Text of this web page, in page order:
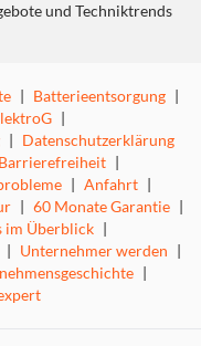
und Techniktrends
| Batterieentsorgung |
|
| Datenschutzerklärung
|
| Anfahrt |
| 60 Monate Garantie |
im Überblick |
| Unternehmer werden |
|